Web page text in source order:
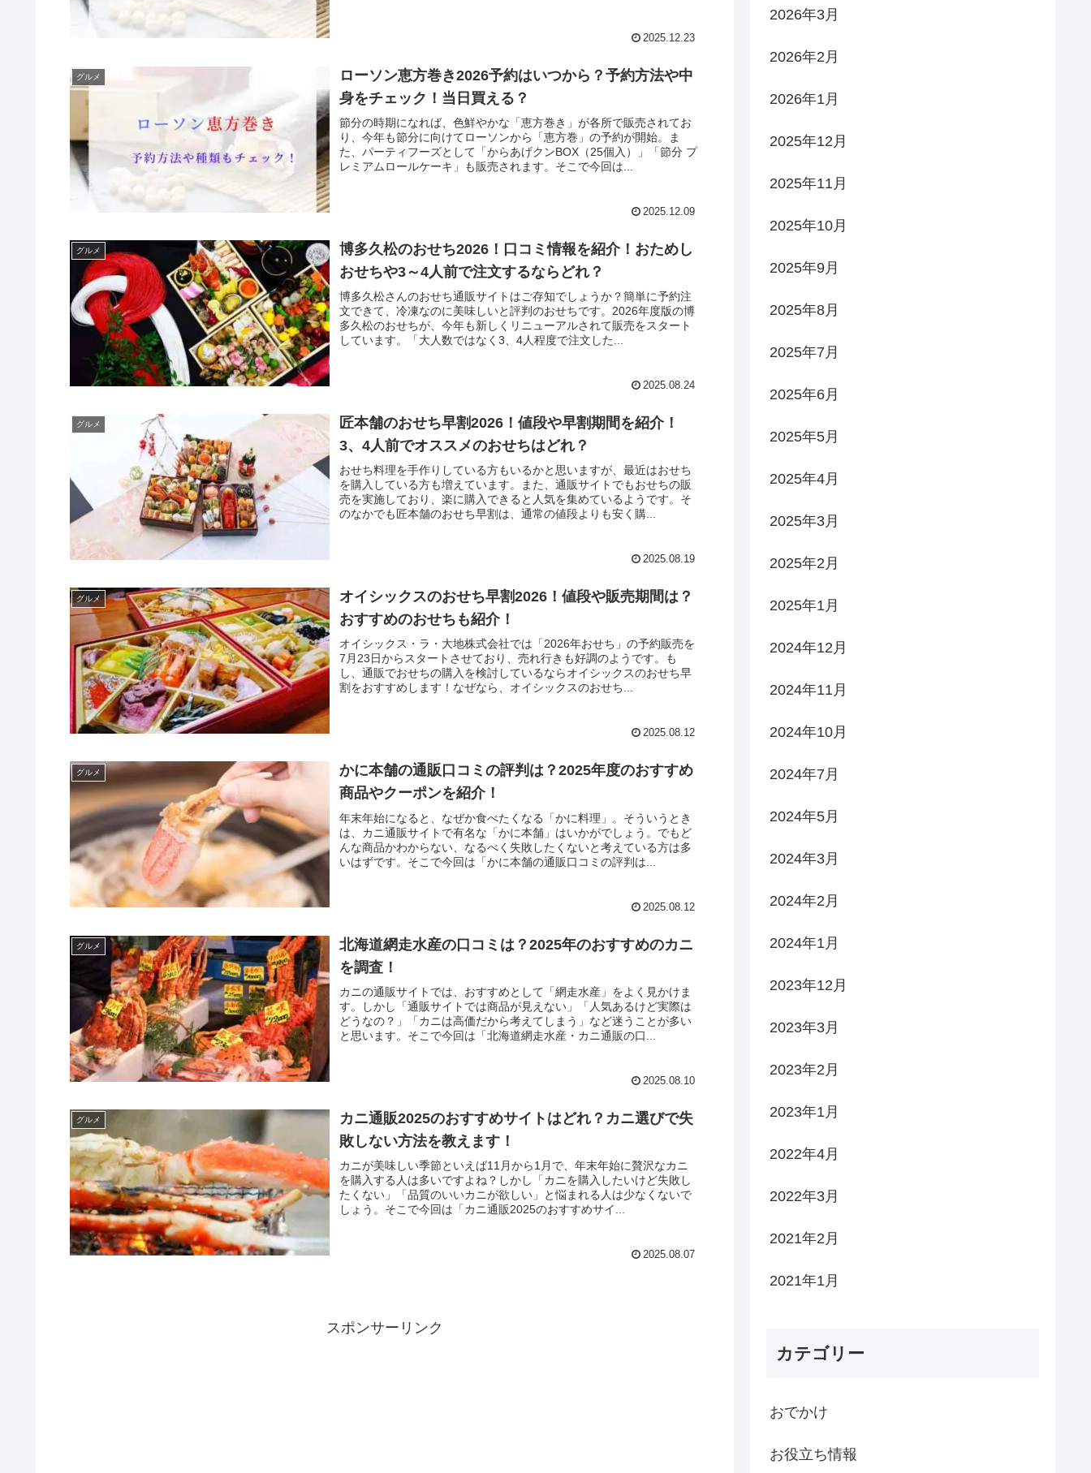
2025.12.23
グルメ
ローソン恵方巻き2026予約はいつから？予約方法や中
身をチェック！当日買える？
節分の時期になれば、色鮮やかな「恵方巻き」が各所で販売されてお
り、今年も節分に向けてローソンから「恵方巻」の予約が開始。ま
た、パーティフーズとして「からあげクンBOX（25個入）」「節分 プ
レミアムロールケーキ」も販売されます。そこで今回は...
2025.12.09
グルメ
博多久松のおせち2026！口コミ情報を紹介！おためし
おせちや3～4人前で注文するならどれ？
博多久松さんのおせち通販サイトはご存知でしょうか？簡単に予約注
文できて、冷凍なのに美味しいと評判のおせちです。2026年度版の博
多久松のおせちが、今年も新しくリニューアルされて販売をスタート
しています。「大人数ではなく3、4人程度で注文した...
2025.08.24
グルメ
匠本舗のおせち早割2026！値段や早割期間を紹介！
3、4人前でオススメのおせちはどれ？
おせち料理を手作りしている方もいるかと思いますが、最近はおせち
を購入している方も増えています。また、通販サイトでもおせちの販
売を実施しており、楽に購入できると人気を集めているようです。そ
のなかでも匠本舗のおせち早割は、通常の値段よりも安く購...
2025.08.19
グルメ
オイシックスのおせち早割2026！値段や販売期間は？
おすすめのおせちも紹介！
オイシックス・ラ・大地株式会社では「2026年おせち」の予約販売を
7月23日からスタートさせており、売れ行きも好調のようです。も
し、通販でおせちの購入を検討しているならオイシックスのおせち早
割をおすすめします！なぜなら、オイシックスのおせち...
2025.08.12
グルメ
かに本舗の通販口コミの評判は？2025年度のおすすめ
商品やクーポンを紹介！
年末年始になると、なぜか食べたくなる「かに料理」。そういうとき
は、カニ通販サイトで有名な「かに本舗」はいかがでしょう。でもど
んな商品かわからない、なるべく失敗したくないと考えている方は多
いはずです。そこで今回は「かに本舗の通販口コミの評判は...
2025.08.12
グルメ
北海道網走水産の口コミは？2025年のおすすめのカニ
を調査！
カニの通販サイトでは、おすすめとして「網走水産」をよく見かけま
す。しかし「通販サイトでは商品が見えない」「人気あるけど実際は
どうなの？」「カニは高価だから考えてしまう」など迷うことが多い
と思います。そこで今回は「北海道網走水産・カニ通販の口...
2025.08.10
グルメ
カニ通販2025のおすすめサイトはどれ？カニ選びで失
敗しない方法を教えます！
カニが美味しい季節といえば11月から1月で、年末年始に贅沢なカニ
を購入する人は多いですよね？しかし「カニを購入したいけど失敗し
たくない」「品質のいいカニが欲しい」と悩まれる人は少なくないで
しょう。そこで今回は「カニ通販2025のおすすめサイ...
2025.08.07
スポンサーリンク
2026年3月
2026年2月
2026年1月
2025年12月
2025年11月
2025年10月
2025年9月
2025年8月
2025年7月
2025年6月
2025年5月
2025年4月
2025年3月
2025年2月
2025年1月
2024年12月
2024年11月
2024年10月
2024年7月
2024年5月
2024年3月
2024年2月
2024年1月
2023年12月
2023年3月
2023年2月
2023年1月
2022年4月
2022年3月
2021年2月
2021年1月
カテゴリー
おでかけ
お役立ち情報